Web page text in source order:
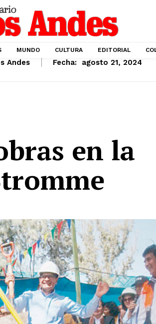
MUNDO CULTURA EDITORIAL
Andes Fecha: agosto 21, 2024
en la